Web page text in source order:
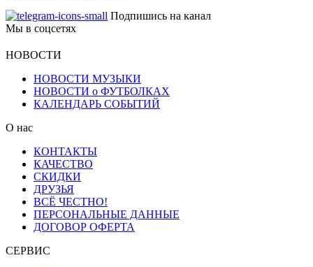
Подпишись на канал
Мы в соцсетях
НОВОСТИ
НОВОСТИ МУЗЫКИ
НОВОСТИ о ФУТБОЛКАХ
КАЛЕНДАРЬ СОБЫТИЙ
О нас
КОНТАКТЫ
КАЧЕСТВО
СКИДКИ
ДРУЗЬЯ
ВСЁ ЧЕСТНО!
ПЕРСОНАЛЬНЫЕ ДАННЫЕ
ДОГОВОР ОФЕРТА
СЕРВИС